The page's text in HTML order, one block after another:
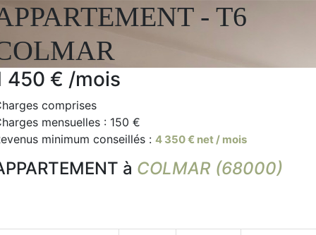
- T6
450 € /mois
comprises
mensuelles : 150 €
minimum conseillés :4 350 € net / mois
à COLMAR (68000)